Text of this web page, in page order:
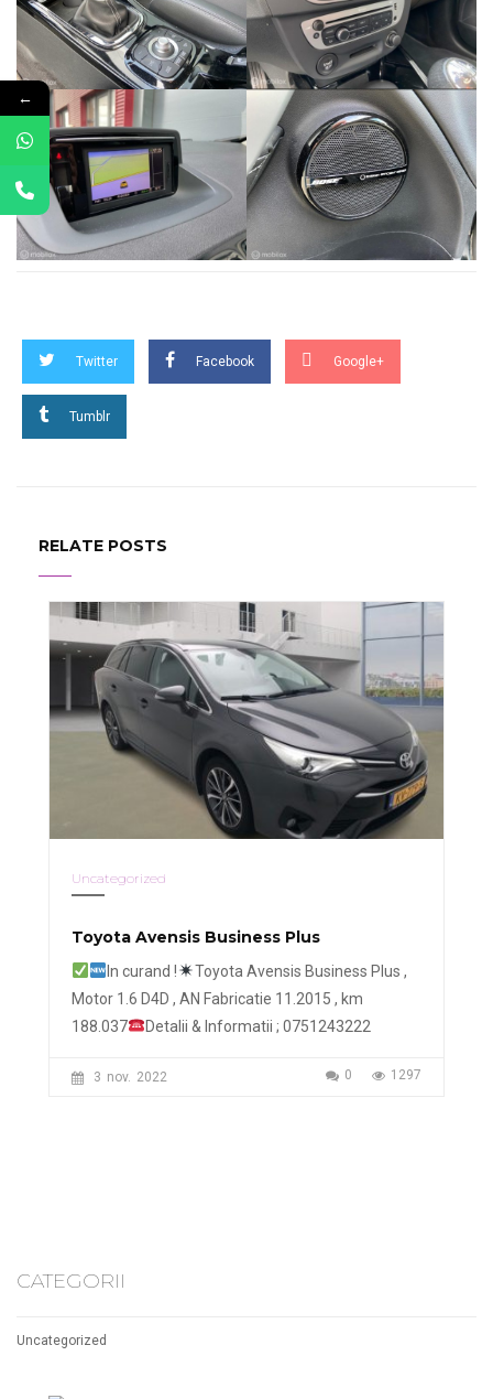
Twitter Facebook Google+
Tumblr
RELATE POSTS
Uncategorized
Toyota Avensis Business Plus
In curand !
Toyota Avensis Business Plus ,
Motor 1.6 D4D , AN Fabricatie 11.2015 , km
188.037
Detalii & Informatii ; 0751243222
3 nov. 2022 1297
0
CATEGORII
Uncategorized
←